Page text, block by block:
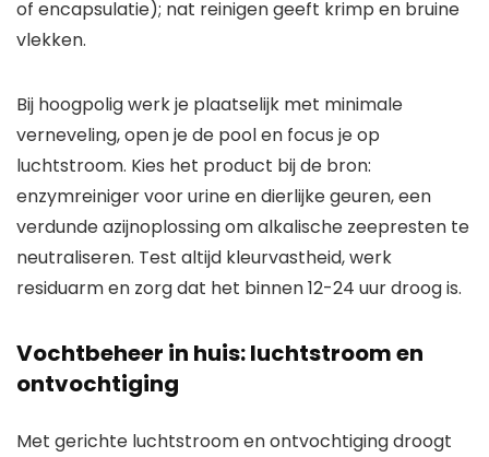
of encapsulatie); nat reinigen geeft krimp en bruine
vlekken.
Bij hoogpolig werk je plaatselijk met minimale
verneveling, open je de pool en focus je op
luchtstroom. Kies het product bij de bron:
enzymreiniger voor urine en dierlijke geuren, een
verdunde azijnoplossing om alkalische zeepresten te
neutraliseren. Test altijd kleurvastheid, werk
residuarm en zorg dat het binnen 12-24 uur droog is.
Vochtbeheer in huis: luchtstroom en
ontvochtiging
Met gerichte luchtstroom en ontvochtiging droogt